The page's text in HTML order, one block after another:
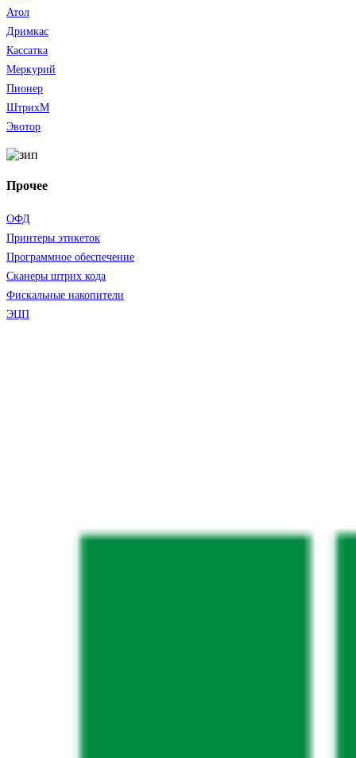
Атол
Дримкас
Кассатка
Меркурий
Пионер
ШтрихМ
Эвотор
Прочее
ОФД
Принтеры этикеток
Программное обеспечение
Сканеры штрих кода
Фискальные накопители
ЭЦП